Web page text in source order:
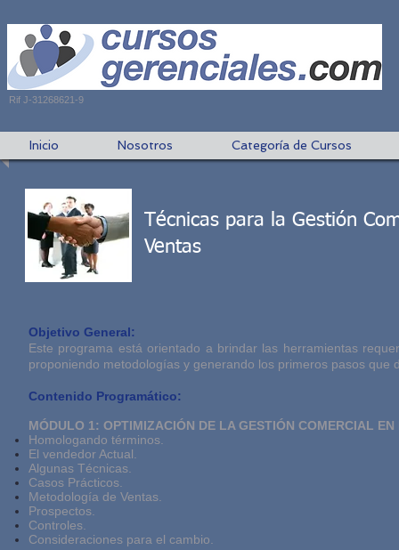
Rif J-31268621-9
Inicio Nosotros Categoría de Cursos
Técnicas para la Gestión
Ventas
Objetivo General:
Este programa está orientado a brindar las herramientas
proponiendo metodologías y generando los primeros pasos que
Contenido Programático:
MÓDULO 1: OPTIMIZACIÓN DE LA GESTIÓN COMERCIAL
Homologando términos.
El vendedor Actual.
Algunas Técnicas.
Casos Prácticos.
Metodología de Ventas.
Prospectos.
Controles.
Consideraciones para el cambio.